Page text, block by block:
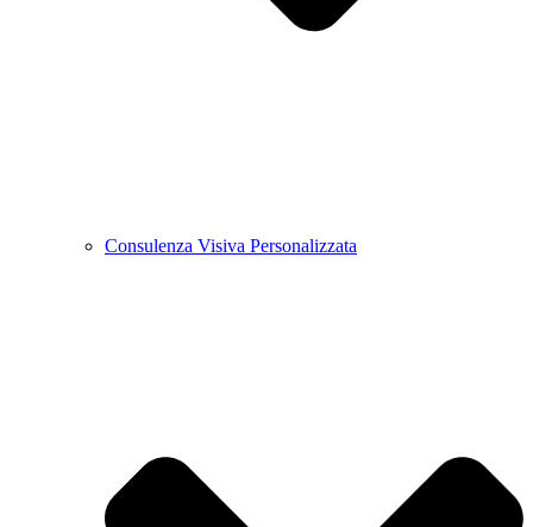
Consulenza Visiva Personalizzata